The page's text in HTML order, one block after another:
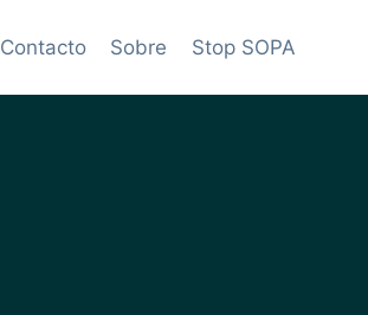
Contacto Sobre Stop SOPA